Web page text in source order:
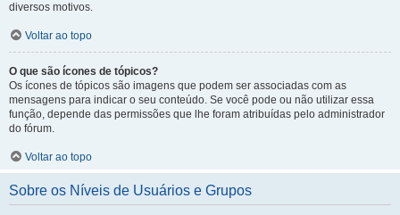
diversos motivos.
Voltar ao topo
O que são ícones de tópicos?
Os ícones de tópicos são imagens que podem ser associadas com as
mensagens para indicar o seu conteúdo. Se você pode ou não utilizar essa
função, depende das permissões que lhe foram atribuídas pelo administrador
do fórum.
Voltar ao topo
Sobre os Níveis de Usuários e Grupos